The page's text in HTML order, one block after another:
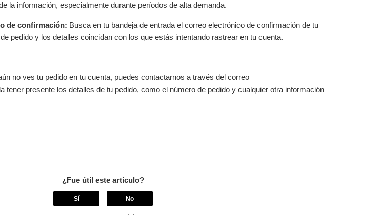
la información, especialmente durante períodos de alta demanda.
de confirmación: Busca en tu bandeja de entrada el correo electrónico de confirmación de tu
pedido y los detalles coincidan con los que estás intentando rastrear en tu cuenta.
no ves tu pedido en tu cuenta, puedes contactarnos a través del correo
tener presente los detalles de tu pedido, como el número de pedido y cualquier otra información
¿Fue útil este artículo?
Sí No